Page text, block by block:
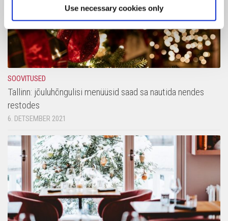
Use necessary cookies only
SOOVITUSED
Tallinn: jõuluhõngulisi menüüsid saad sa nautida nendes
restodes
6. DETSEMBER 2021